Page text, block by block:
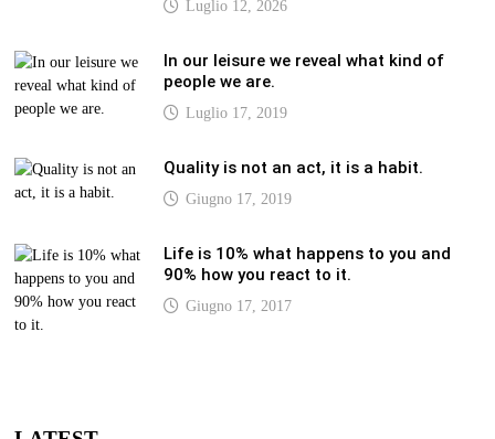
Luglio 12, 2026
In our leisure we reveal what kind of
people we are.
Luglio 17, 2019
Quality is not an act, it is a habit.
Giugno 17, 2019
Life is 10% what happens to you and
90% how you react to it.
Giugno 17, 2017